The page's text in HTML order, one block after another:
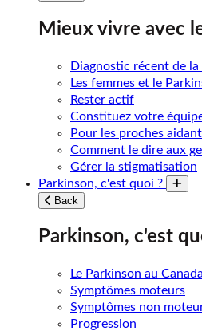
Mieux vivre avec
Diagnostic récent de
Les femmes et le
Rester actif
Constituez votre
Pour les proches
Comment le dire aux
Gérer la stigmatisation
Parkinson, c'est quoi ?
Back
Parkinson, c'est
Le Parkinson au
Symptômes moteurs
Symptômes non
Progression